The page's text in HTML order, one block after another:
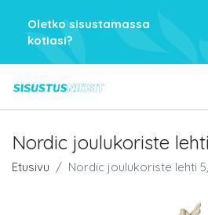
Oletko sisustamassa
kotiasi?
Nordic joulukoriste
Etusivu Nordic joulukoriste lehti